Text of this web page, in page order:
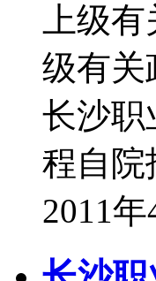
上级
级有
长沙
程自
2011年